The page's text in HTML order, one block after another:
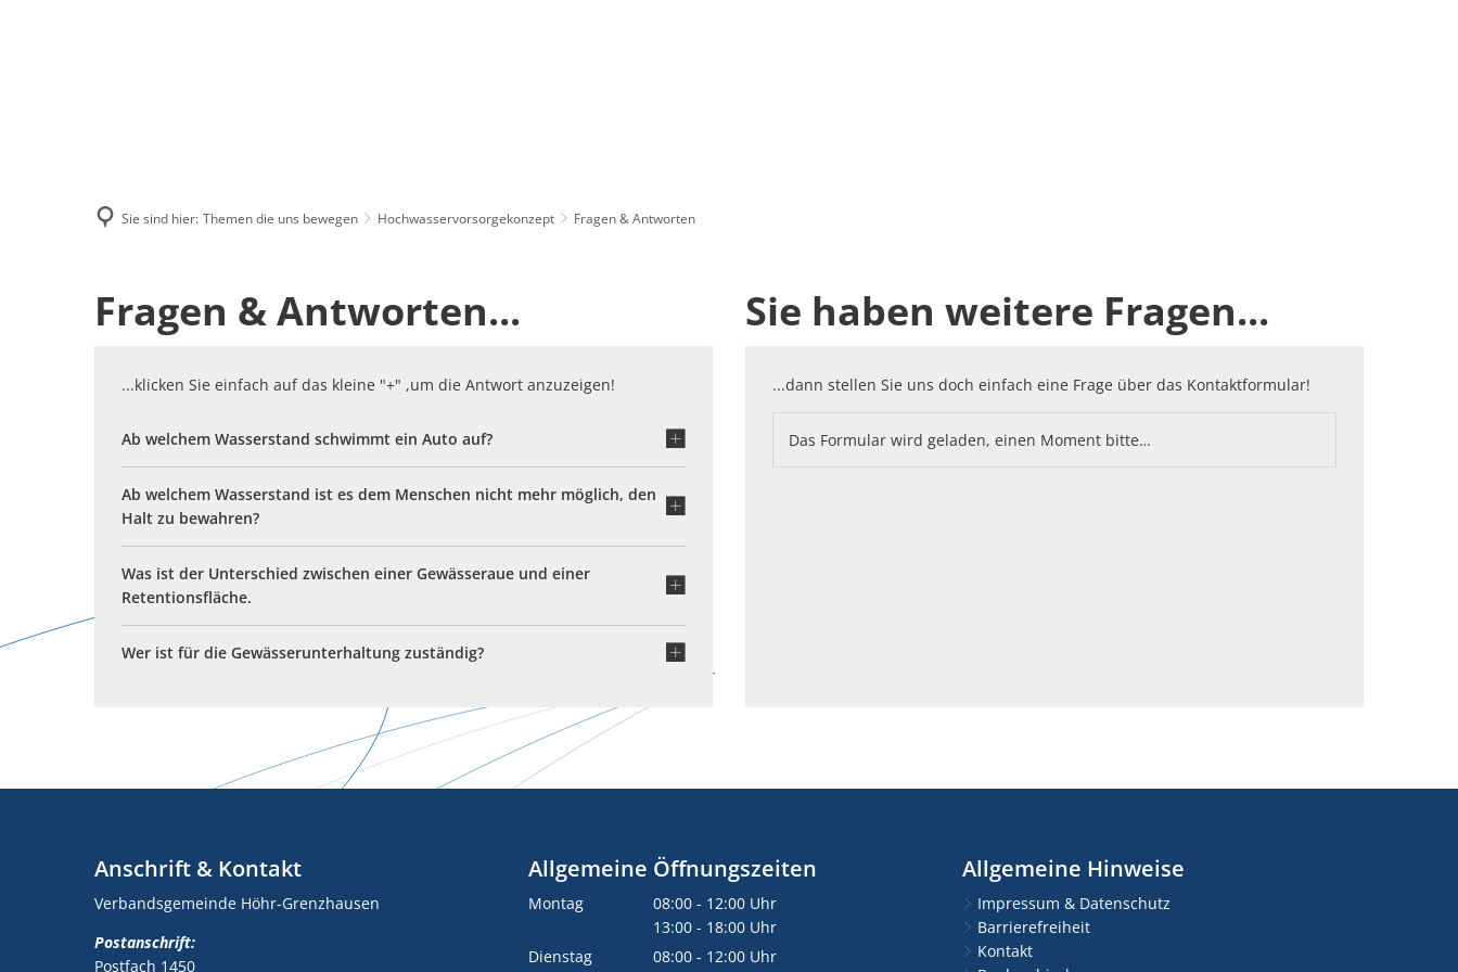
Sie sind hier: Themen die uns bewegen Hochwasservorsorgekonzept Fragen & Antworten
Fragen
Antworten
Fragen & Antworten...
...klicken Sie einfach auf das kleine "+" ,um die Antwort anzuzeigen!
Ab welchem Wasserstand schwimmt ein Auto auf?
Ab welchem Wasserstand ist es dem Menschen nicht mehr möglich, den
Halt zu bewahren?
Was ist der Unterschied zwischen einer Gewässeraue und einer
Retentionsfläche.
Wer ist für die Gewässerunterhaltung zuständig?
Sie haben weitere Fragen...
...dann stellen Sie uns doch einfach eine Frage über das Kontaktformular!
Das Formular wird geladen, einen Moment bitte…
Anschrift & Kontakt
Verbandsgemeinde Höhr-Grenzhausen
Postanschrift:
Postfach 1450
Allgemeine Öffnungszeiten
Montag 08:00 - 12:00 Uhr
Von 08:00 bis 12:00 Uhr
13:00 - 18:00 Uhr
Von 13:00 bis 18:00 Uhr
Dienstag 08:00 - 12:00 Uhr
Allgemeine Hinweise
Impressum & Datenschutz
Barrierefreiheit
Kontakt